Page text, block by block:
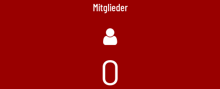
Mitglieder
0